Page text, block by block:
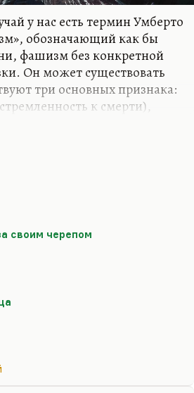
у нас есть термин Умберто
обозначающий как бы
фашизм без конкретной
Он может существовать
три основных признака:
к смерти),
сплавленных без разбора в
есть культ прошлого). Там
но три вот эти
ли трех
чтобы судить о
Эти тексты достаточны
вопрос, и он там
антропологической
того, я бы сказал,…
своим черепом